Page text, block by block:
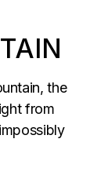
the
from